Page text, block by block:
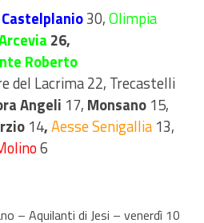
30,Olimpia
26,
Roberto
del Lacrima 22, Trecastelli
Angeli 17, Monsano15,
14,Aesse Senigallia13,
6
– Aquilanti di Jesi – venerdì 10